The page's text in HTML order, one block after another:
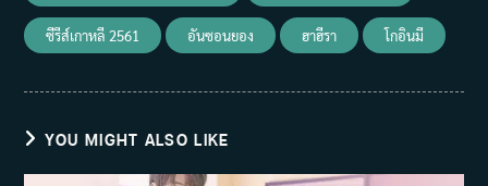
ซีรีส์เกาหลี 2561 อันซอนยอง ฮาฮีรา โกอินมี
YOU MIGHT ALSO LIKE